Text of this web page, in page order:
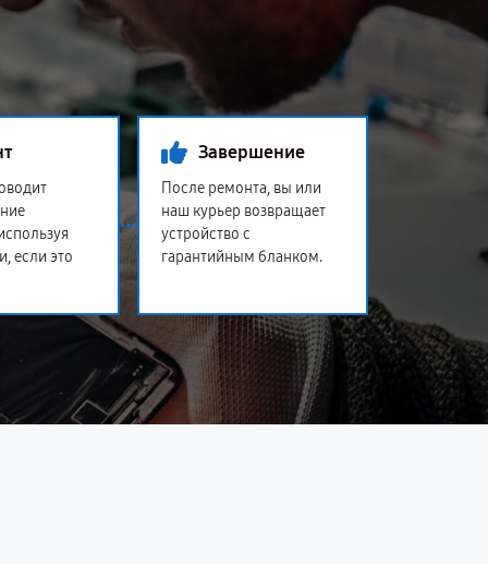
если это
Завершение
После ремонта, вы или
наш курьер возвращает
устройство с
гарантийным бланком.